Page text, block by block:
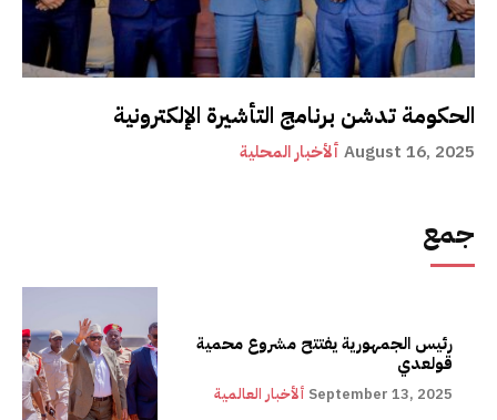
الحكومة تدشن برنامج التأشيرة الإلكترونية
ألأخبار المحلية August 16, 2025
جمع
رئيس الجمهورية يفتتح مشروع محمية
قولعدي
ألأخبار العالمية September 13, 2025